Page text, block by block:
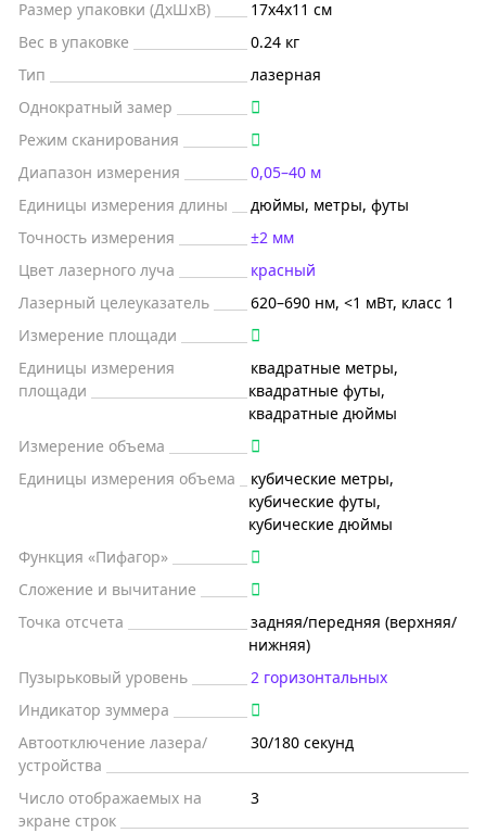
Размер упаковки (ДxШxВ)
17x4x11 см
Вес в упаковке
0.24 кг
Тип
лазерная
Однократный замер
Режим сканирования
Диапазон измерения
0,05–40 м
Единицы измерения длины
дюймы, метры, футы
Точность измерения
±2 мм
Цвет лазерного луча
красный
Лазерный целеуказатель
620–690 нм, <1 мВт, класс 1
Измерение площади
Единицы измерения
площади
квадратные метры,
квадратные футы,
квадратные дюймы
Измерение объема
Единицы измерения объема
кубические метры,
кубические футы,
кубические дюймы
Функция «Пифагор»
Сложение и вычитание
Точка отсчета
задняя/передняя (верхняя/
нижняя)
Пузырьковый уровень
2 горизонтальных
Индикатор зуммера
Автоотключение лазера/
устройства
30/180 секунд
Число отображаемых на
экране строк
3